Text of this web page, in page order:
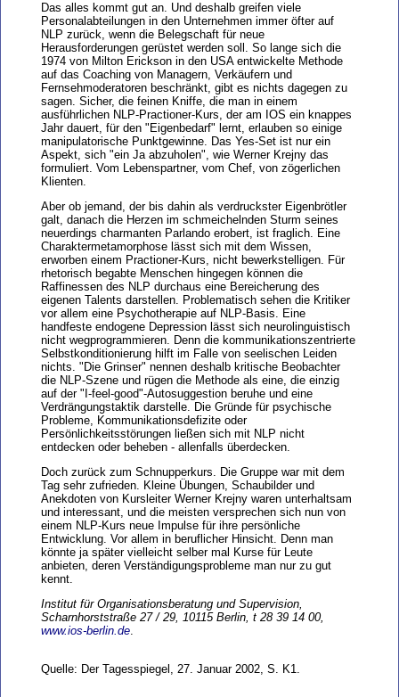
Das alles kommt gut an. Und deshalb greifen viele
Personalabteilungen in den Unternehmen immer öfter auf
NLP zurück, wenn die Belegschaft für neue
Herausforderungen gerüstet werden soll. So lange sich die
1974 von Milton Erickson in den USA entwickelte Methode
auf das Coaching von Managern, Verkäufern und
Fernsehmoderatoren beschränkt, gibt es nichts dagegen zu
sagen. Sicher, die feinen Kniffe, die man in einem
ausführlichen NLP-Practioner-Kurs, der am IOS ein knappes
Jahr dauert, für den "Eigenbedarf" lernt, erlauben so einige
manipulatorische Punktgewinne. Das Yes-Set ist nur ein
Aspekt, sich "ein Ja abzuholen", wie Werner Krejny das
formuliert. Vom Lebenspartner, vom Chef, von zögerlichen
Klienten.
Aber ob jemand, der bis dahin als verdruckster Eigenbrötler
galt, danach die Herzen im schmeichelnden Sturm seines
neuerdings charmanten Parlando erobert, ist fraglich. Eine
Charaktermetamorphose lässt sich mit dem Wissen,
erworben einem Practioner-Kurs, nicht bewerkstelligen. Für
rhetorisch begabte Menschen hingegen können die
Raffinessen des NLP durchaus eine Bereicherung des
eigenen Talents darstellen. Problematisch sehen die Kritiker
vor allem eine Psychotherapie auf NLP-Basis. Eine
handfeste endogene Depression lässt sich neurolinguistisch
nicht wegprogrammieren. Denn die kommunikationszentrierte
Selbstkonditionierung hilft im Falle von seelischen Leiden
nichts. "Die Grinser" nennen deshalb kritische Beobachter
die NLP-Szene und rügen die Methode als eine, die einzig
auf der "I-feel-good"-Autosuggestion beruhe und eine
Verdrängungstaktik darstelle. Die Gründe für psychische
Probleme, Kommunikationsdefizite oder
Persönlichkeitsstörungen ließen sich mit NLP nicht
entdecken oder beheben - allenfalls überdecken.
Doch zurück zum Schnupperkurs. Die Gruppe war mit dem
Tag sehr zufrieden. Kleine Übungen, Schaubilder und
Anekdoten von Kursleiter Werner Krejny waren unterhaltsam
und interessant, und die meisten versprechen sich nun von
einem NLP-Kurs neue Impulse für ihre persönliche
Entwicklung. Vor allem in beruflicher Hinsicht. Denn man
könnte ja später vielleicht selber mal Kurse für Leute
anbieten, deren Verständigungsprobleme man nur zu gut
kennt.
Institut für Organisationsberatung und Supervision,
Scharnhorststraße 27 / 29, 10115 Berlin, t 28 39 14 00,
www.ios-berlin.de.
Quelle: Der Tagesspiegel, 27. Januar 2002, S. K1.